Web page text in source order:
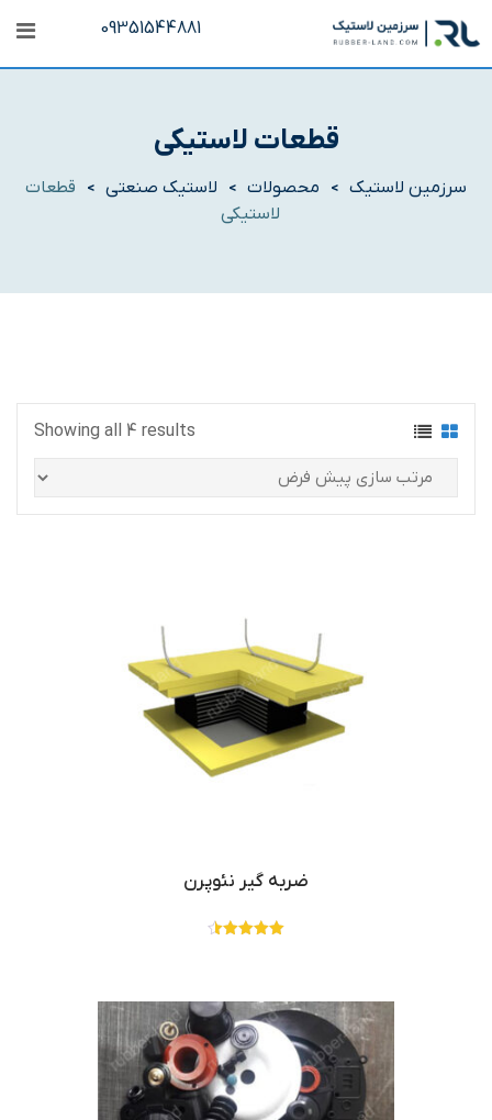
به
محتوا
09351544881
قطعات لاستیکی
سرزمین لاستیک > محصولات > لاستیک صنعتی >
قطعات
لاستیکی
Showing all 4 results
ضربه گیر نئوپرن